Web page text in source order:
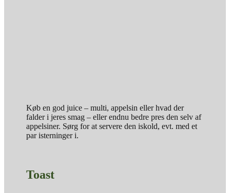
Køb en god juice – multi, appelsin eller hvad der
falder i jeres smag – eller endnu bedre pres den selv af
appelsiner. Sørg for at servere den iskold, evt. med et
par isterninger i.
Toast